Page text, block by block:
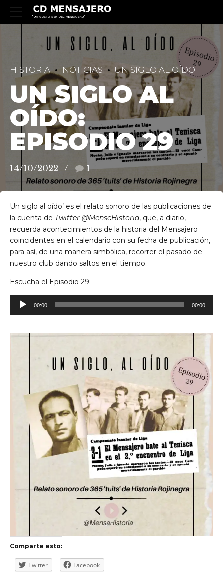
HISTORIA NOTICIAS UN SIGLO AL OÍDO
UN SIGLO AL
OÍDO:
EPISODIO 29
14/10/2022 1
Un siglo al oído’ es el relato sonoro de las publicaciones de
la cuenta de Twitter @MensaHistoria, que, a diario,
recuerda acontecimientos de la historia del Mensajero
coincidentes en el calendario con su fecha de publicación,
para así, de una manera simbólica, recorrer el pasado de
nuestro club dando saltos en el tiempo.
Escucha el Episodio 29:
Reproductor
00:00 00:00
Comparte esto:
Twitter Facebook